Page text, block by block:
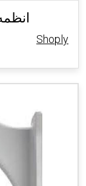
Shoply